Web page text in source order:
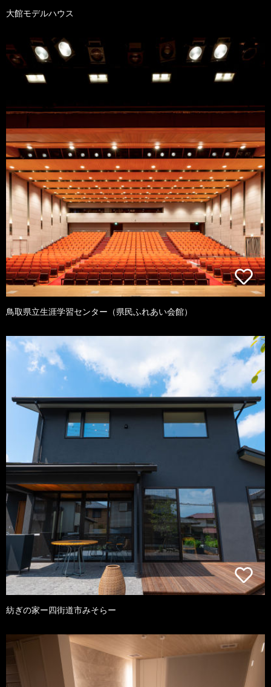
大館モデルハウス
鳥取県立生涯学習センター（県民ふれあい会館）
紡ぎの家ー四街道市みそらー